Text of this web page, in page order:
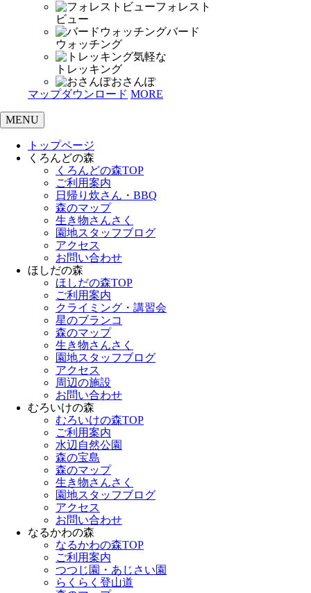
フォレスト
ビュー
バード
ウォッチング
気軽な
トレッキング
おさんぽ
マップダウンロード MORE
MENU
トップページ
くろんどの森
くろんどの森TOP
ご利用案内
日帰り炊さん・BBQ
森のマップ
生き物さんさく
園地スタッフブログ
アクセス
お問い合わせ
ほしだの森
ほしだの森TOP
ご利用案内
クライミング・講習会
星のブランコ
森のマップ
生き物さんさく
園地スタッフブログ
アクセス
周辺の施設
お問い合わせ
むろいけの森
むろいけの森TOP
ご利用案内
水辺自然公園
森の宝島
森のマップ
生き物さんさく
園地スタッフブログ
アクセス
お問い合わせ
なるかわの森
なるかわの森TOP
ご利用案内
つつじ園・あじさい園
らくらく登山道